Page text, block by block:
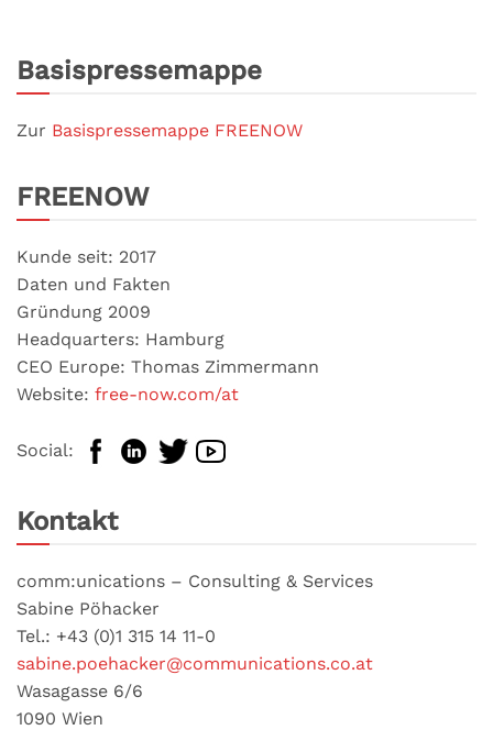
Basispressemappe
Zur Basispressemappe FREENOW
FREENOW
Kunde seit: 2017
Daten und Fakten
Gründung 2009
Headquarters: Hamburg
CEO Europe: Thomas Zimmermann
Website: free-now.com/at
Social:
Kontakt
comm:unications – Consulting & Services
Sabine Pöhacker
Tel.: +43 (0)1 315 14 11-0
sabine.poehacker@communications.co.at
Wasagasse 6/6
1090 Wien